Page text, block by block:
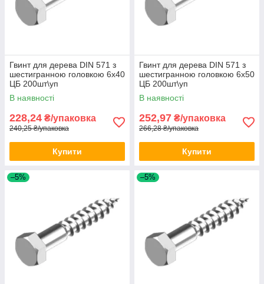
Гвинт для дерева DIN 571 з
шестигранною головкою 6х40
ЦБ 200шт\уп
В наявності
228,24 ₴/упаковка
240,25 ₴/упаковка
Купити
Гвинт для дерева DIN 571 з
шестигранною головкою 6х50
ЦБ 200шт\уп
В наявності
252,97 ₴/упаковка
266,28 ₴/упаковка
Купити
–5% –5%